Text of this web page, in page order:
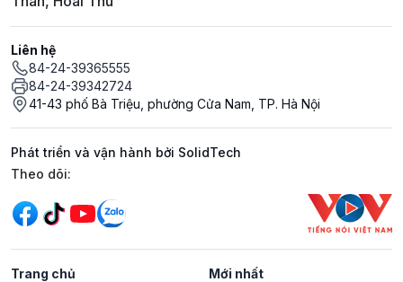
Liên hệ
84-24-39365555
84-24-39342724
41-43 phố Bà Triệu, phường Cửa Nam, TP. Hà Nội
Phát triển và vận hành bởi SolidTech
Mạng xã hội
Theo dõi:
Trang chủ Mới nhất